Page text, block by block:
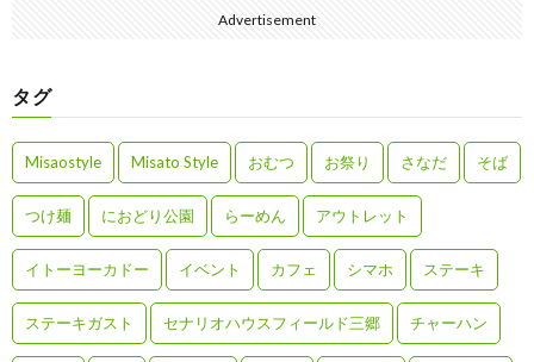
Advertisement
タグ
Misaostyle Misato Style おむつ お祭り さなだ そば
つけ麺 におどり公園 らーめん アウトレット
イトーヨーカドー イベント カフェ シマホ ステーキ
ステーキガスト セナリオハウスフィールド三郷 チャーハン